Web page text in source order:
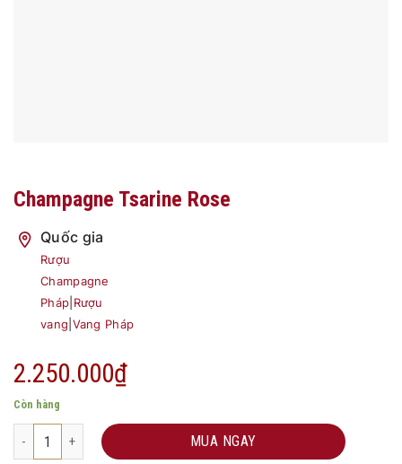
Champagne Tsarine Rose
Quốc gia
Rượu
Champagne
Pháp Rượu
vang Vang Pháp
2.250.000₫
Còn hàng
Champagne Tsarine Rose số lượngMUA NGAY